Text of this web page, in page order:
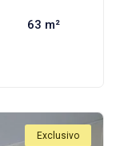
63 m²
Exclusivo